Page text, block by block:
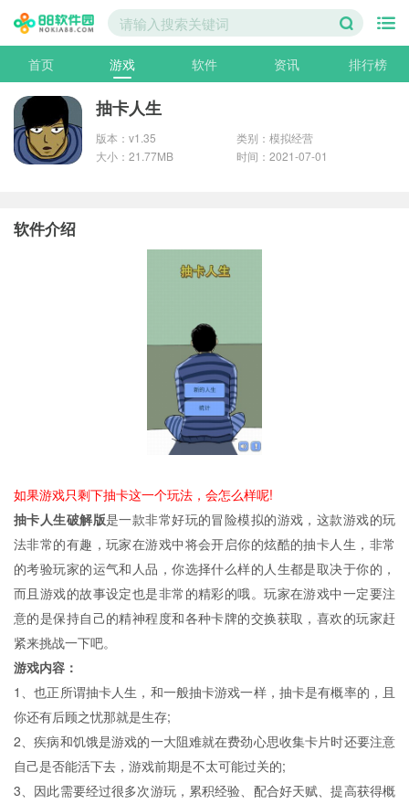
首页 游戏 软件 资讯 排行榜
抽卡人生
版本：v1.35
类别：模拟经营
大小：21.77MB
时间：2021-07-01
软件介绍
如果游戏只剩下抽卡这一个玩法，会怎么样呢!
抽卡人生破解版是一款非常好玩的冒险模拟的游戏，这款游戏的玩
法非常的有趣，玩家在游戏中将会开启你的炫酷的抽卡人生，非常
的考验玩家的运气和人品，你选择什么样的人生都是取决于你的，
而且游戏的故事设定也是非常的精彩的哦。玩家在游戏中一定要注
意的是保持自己的精神程度和各种卡牌的交换获取，喜欢的玩家赶
紧来挑战一下吧。
游戏内容：
1、也正所谓抽卡人生，和一般抽卡游戏一样，抽卡是有概率的，且
你还有后顾之忧那就是生存;
2、疾病和饥饿是游戏的一大阻难就在费劲心思收集卡片时还要注意
自己是否能活下去，游戏前期是不太可能过关的;
3、因此需要经过很多次游玩，累积经验、配合好天赋、提高获得概